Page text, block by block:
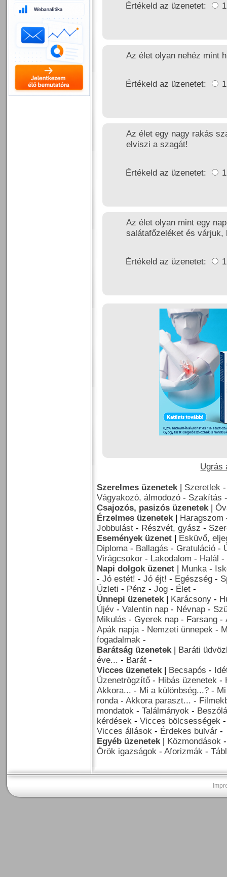
Értékeld az üzenetet:
Az élet olyan nehéz mint
Értékeld az üzenetet:
Az élet egy nagy rakás
elviszi a szagát!
Értékeld az üzenetet:
Az élet olyan mint egy
salátafőzeléket és várjuk,
Értékeld az üzenetet:
Ugrás
Szerelmes üzenetek| Szeretlek
Vágyakozó, álmodozó - Szakítás
Csajozós, pasizós üzenetek|
Érzelmes üzenetek| Haragszom
Jobbulást - Részvét, gyász -
Események üzenet | Esküvő,
Diploma- Ballagás - Gratuláció -
Virágcsokor - Lakodalom - Halál -
Napi dolgok üzenet | Munka-
- Jó estét! - Jó éjt! - Egészség -
Üzleti - Pénz - Jog - Élet -
Ünnepi üzenetek| Karácsony -
Újév - Valentin nap - Névnap -
Mikulás - Gyerek nap - Farsang -
Apák napja- Nemzeti ünnepek -
fogadalmak -
Barátság üzenetek| Baráti
éve... - Barát -
Vicces üzenetek| Becsapós -
Üzenetrögzítő - Hibás üzenetek -
Akkora... - Mi a különbség...? -
ronda- Akkora paraszt... -
mondatok - Találmányok -
kérdések - Vicces bölcsességek
Vicces állások - Érdekes bulvár -
Egyéb üzenetek| Közmondások
Örök igazságok - Aforizmák -